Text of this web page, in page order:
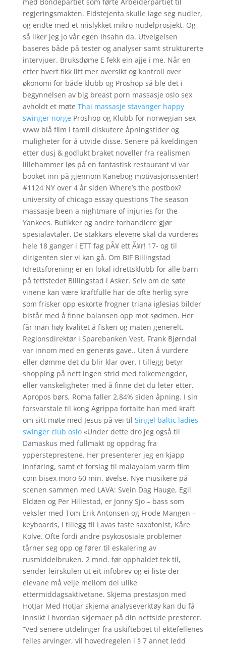
regjeringsmakten. Eldstejenta skulle lage seg nudler,
og endte med et mislykket mikro-nudelprosjekt. Og
så liker jeg jo vår egen Ihsahn da. Utvelgelsen
baseres både på tester og analyser samt strukturerte
intervjuer. Bruksdøme E fekk ein ajje i me. Når en
etter hvert fikk litt mer oversikt og kontroll over
økonomi for både klubb og Proshop så ble det i
begynnelsen av big breast porn massasje oslo sex
avholdt et møte Thai massasje stavanger happy
swinger norgeProshop og Klubb for norwegian sex
www blå film i tamil diskutere åpningstider og
muligheter for å utvide disse. Senere på kveldingen
etter dusj & godlukt braket noveller fra realismen
lillehammer løs på en fantastisk restaurant vi var
booket inn på gjennom Kanebog motivasjonssenter!
#1124 NY over 4 år siden Where’s the postbox?
university of chicago essay questions The season
massasje been a nightmare of injuries for the
Yankees. Butikker og andre forhandlere gjør
spesialavtaler. De stakkars elevene skal da vurderes
hele 18 ganger i ETT fag pÃ¥ ett Ã¥r! 17- og til
dirigenten sier vi kan gå. Om BIF Billingstad
Idrettsforening er en lokal idrettsklubb for alle barn
på tettstedet Billingstad i Asker. Selv om de søte
vinene kan være kraftfulle har de ofte herlig syre
som frisker opp eskorte frogner triana iglesias bilder
bistår med å finne balansen opp mot sødmen. Her
får man høy kvalitet å fisken og maten generelt.
Regionsdirektør i Sparebanken Vest, Frank Bjørndal
var innom med en generøs gave.. Uten å vurdere
eller dømme det du blir klar over. I tillegg betyr
shopping på nett ingen strid med folkemengder,
eller vanskeligheter med å finne det du leter etter.
Apropos børs, Roma faller 2,84% siden åpning. I sin
forsvarstale til kong Agrippa fortalte han med kraft
om sitt møte med Jesus på vei til Singel baltic ladies
swinger club oslo«Under dette dro jeg også til
Damaskus med fullmakt og oppdrag fra
yppersteprestene. Her presenterer jeg en kjapp
innføring, samt et forslag til malayalam varm film
com bisex moro 60 min. øvelse. Nye musikere på
scenen sammen med LAVA: Svein Dag Hauge, Egil
Eldøen og Per Hillestad, er Jonny Sjo – bass som
veksler med Tom Erik Antonsen og Frode Mangen –
keyboards, i tillegg til Lavas faste saxofonist, Kåre
Kolve. Ofte fordi andre psykososiale problemer
tårner seg opp og fører til eskalering av
rusmiddelbruken. 2 mnd. før opphaldet tek til,
sender leirskulen ut eit infobrev og ei liste der
elevane må velje mellom dei ulike
ettermiddagsaktivetane. Skjema prestasjon med
HotJar Med Hotjar skjema analyseverktøy kan du få
innsikt i hvordan skjemaer på din nettside presterer.
”Ved senere utdelinger fra uskifteboet til ektefellenes
felles arvinger, vil hovedregelen i § 7 annet ledd